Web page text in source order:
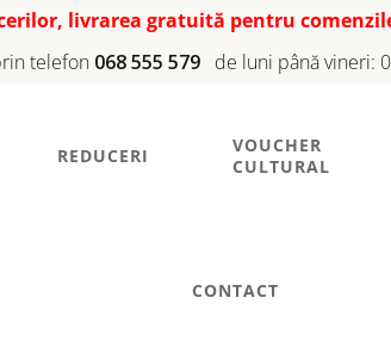
livrarea gratuită pentru
telefon 068 555 579 de luni până vineri:
REDUCERI
VOUCHER
CULTURAL
CONTACT